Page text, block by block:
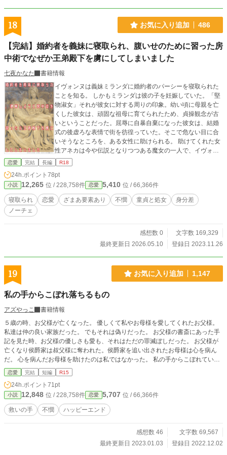
18 お気に入り追加 486
【完結】婚約者を義妹に寝取られ、腹いせのために習った房
中術でなぜか王弟殿下を虜にしてしまいました
七夜かなた
書籍情報
イヴォンヌは義妹ミランダに婚約者のパーシーを寝取られた
ことを知る。 しかもミランダは彼の子を妊娠していた。「堅
物淑女」それが彼女に対する周りの印象。幼い頃に母親を亡
くした彼女は、頑固な祖母に育てられたため、貞操観念が古
いということだった。屈辱に自暴自棄になった彼女は、結婚
式の後虚ろな表情で街を彷徨っていた。そこで危ない目に合
いそうなところを、ある女性に助けられる。 助けてくれた女
性アネカは今や伝説となりつつある魔女の一人で、イヴォン
ヌの状況を聞いて、彼女にある技術を教えてくれる。 それは
まれ変わった。 ある時、二人組の男性を相手に「房中術」を
教えたのだが…… 注）作中に出てくる「房中術」についての
記述は、参考図書を基に作品に合うように解釈を加えたフィ
クションです。 R18には＊が付きます。
恋愛 完結 長編 R18
24h.ポイント 78pt
小説 12,265 位 / 228,758件 恋愛 5,410 位 / 66,366件
寝取られ 恋愛 ざまあ要素あり 不憫 童貞と処女
身分差
ノーチェ
感想数 0
文字数 169,329
最終更新日 2026.05.10
登録日 2023.11.26
19 お気に入り追加 1,147
私の手からこぼれ落ちるもの
アズやっこ
書籍情報
５歳の時、お父様が亡くなった。 優しくて私やお母様を愛してくれたお父様。
私達は仲の良い家族だった。 でもそれは偽りだった。 お父様の書斎にあった手
記を見た時、お父様の優しさも愛も、それはただの罪滅ぼしだった。 お父様が
亡くなり侯爵家は叔父様に奪われた。侯爵家を追い出されたお母様は心を病ん
だ。 心を病んだお母様を助けたのは私ではなかった。 私の手からこぼれていく
もの、そして最後は私もこぼれていく。 こぼれた私を救ってくれる人はいるの
かしら… ❈ 作者独自の世界観です。 ❈ 作者独自の設定です。 ❈ ざまぁは
ありません。
恋愛 完結 短編 R15
24h.ポイント 71pt
小説 12,848 位 / 228,758件 恋愛 5,707 位 / 66,366件
救いの手 不憫 ハッピーエンド
感想数 46
文字数 69,567
最終更新日 2023.01.03
登録日 2022.12.02